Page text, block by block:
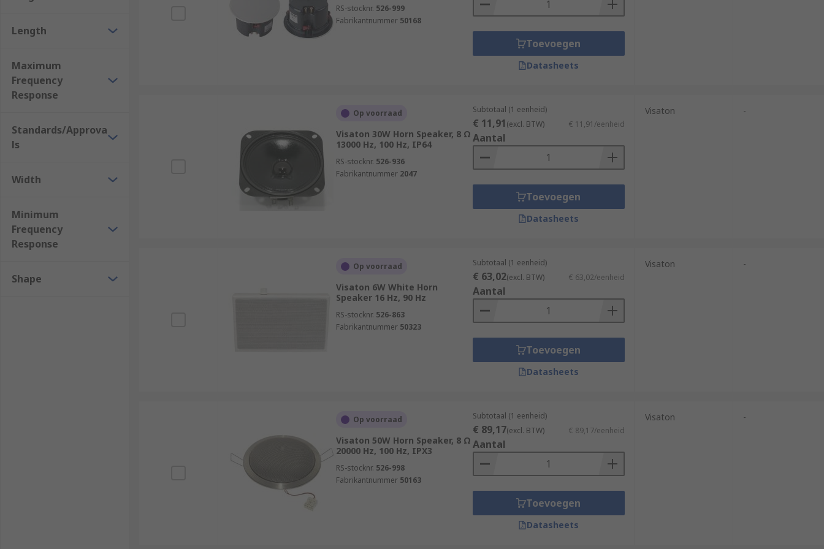
Length
Maximum
Frequency
Response
Standards/Approva
ls
Width
Minimum
Frequency
Response
Shape
RS-stocknr. 526-999
Fabrikantnummer 50168
Toevoegen
Datasheets
Op voorraad
Visaton 30W Horn Speaker, 8 Ω
13000 Hz, 100 Hz, IP64
RS-stocknr. 526-936
Fabrikantnummer 2047
Subtotaal (1 eenheid)
€ 11,91(excl. BTW) € 11,91/eenheid
Aantal
Toevoegen
Datasheets
Visaton -
Op voorraad
Visaton 6W White Horn
Speaker 16 Hz, 90 Hz
RS-stocknr. 526-863
Fabrikantnummer 50323
Subtotaal (1 eenheid)
€ 63,02(excl. BTW) € 63,02/eenheid
Aantal
Toevoegen
Datasheets
Visaton -
Op voorraad
Visaton 50W Horn Speaker, 8 Ω
20000 Hz, 100 Hz, IPX3
RS-stocknr. 526-998
Fabrikantnummer 50163
Subtotaal (1 eenheid)
€ 89,17(excl. BTW) € 89,17/eenheid
Aantal
Toevoegen
Datasheets
Visaton -